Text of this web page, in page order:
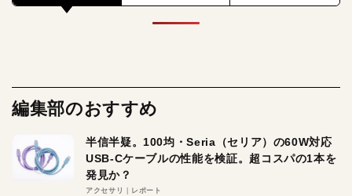
編集部のおすすめ
半信半疑。100均・Seria（セリア）の60W対応
USB-Cケーブルの性能を検証。超コスパの1本を
発見か？
アクセサリ レポート